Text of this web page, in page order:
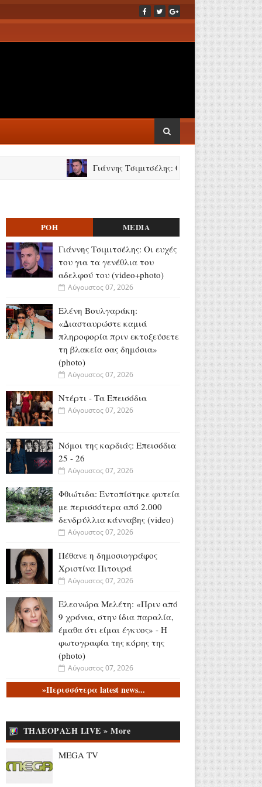
Γιάννης Τσιμιτσέλης: Οι ευχές του για τα
ΡΟΗ MEDIA
Γιάννης Τσιμιτσέλης: Οι ευχές
του για τα γενέθλια του
αδελφού του (video+photo)
Αύγουστος 07, 2026
Ελένη Βουλγαράκη:
«Διασταυρώστε καμιά
πληροφορία πριν εκτοξεύσετε
τη βλακεία σας δημόσια»
(photo)
Αύγουστος 07, 2026
Ντέρτι - Τα Επεισόδια
Αύγουστος 07, 2026
Νόμοι της καρδιάς: Επεισόδια
25 - 26
Αύγουστος 07, 2026
Φθιώτιδα: Εντοπίστηκε φυτεία
με περισσότερα από 2.000
δενδρύλλια κάνναβης (video)
Αύγουστος 07, 2026
Πέθανε η δημοσιογράφος
Χριστίνα Πιτουρά
Αύγουστος 07, 2026
Ελεονώρα Μελέτη: «Πριν από
9 χρόνια, στην ίδια παραλία,
έμαθα ότι είμαι έγκυος» - Η
φωτογραφία της κόρης της
(photo)
Αύγουστος 07, 2026
Ακύλας για Eurovision:
πρωτιά, η Dara με μάγεψε»
(video)
Αύγουστος 07, 2026
»Περισσότερα latest news...
ΤΗΛΕΟΡΑΣΗ LIVE » More
MEGA TV